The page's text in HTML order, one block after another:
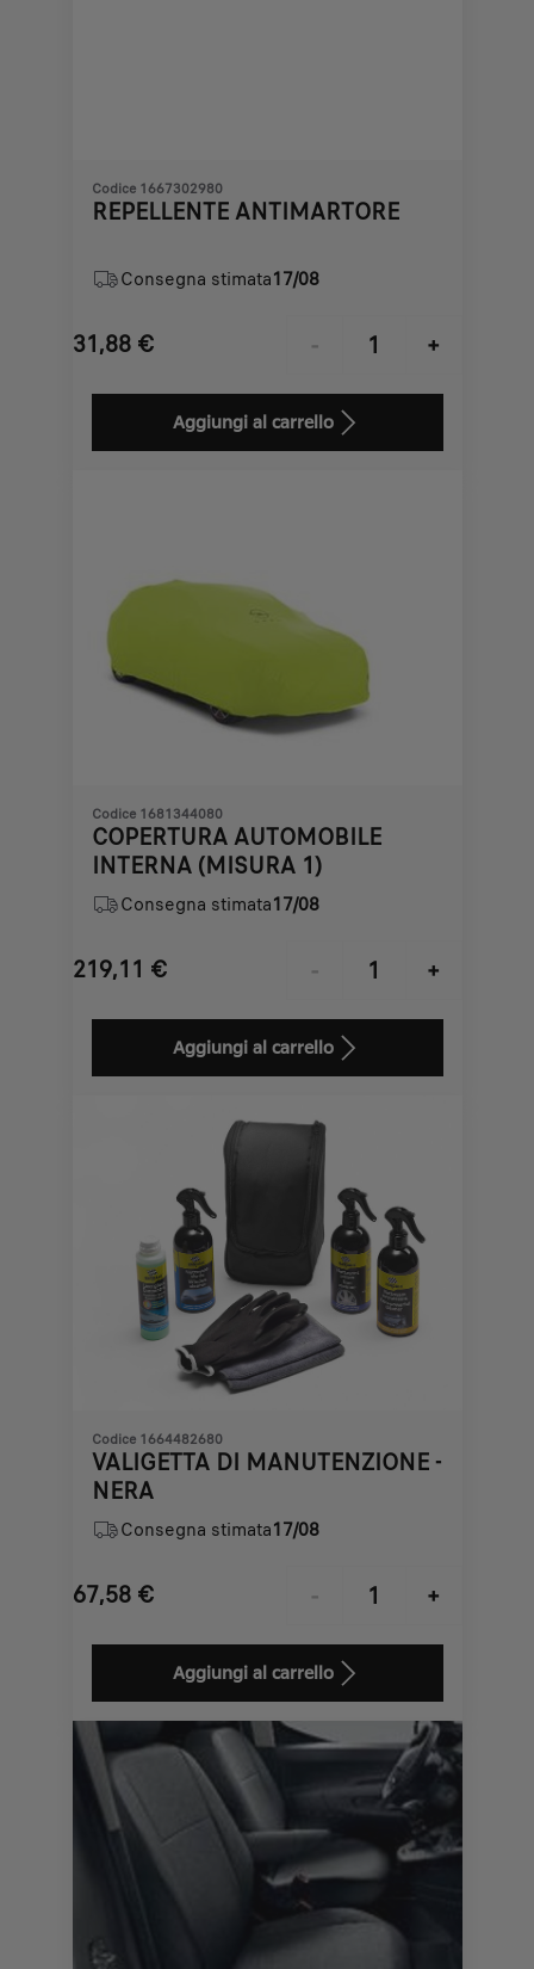
Codice 1667302980
REPELLENTE ANTIMARTORE
Consegna stimata17/08
31,88 €
Price
31,88
-
+
Quantity
to:
Aggiungi al carrello
Codice 1681344080
COPERTURA AUTOMOBILE
INTERNA (MISURA 1)
Consegna stimata17/08
219,11 €
Price
219,11
-
+
Quantity
to:
Aggiungi al carrello
Codice 1664482680
VALIGETTA DI MANUTENZIONE -
NERA
Consegna stimata17/08
67,58 €
Price
67,58
€
-
+
Quantity
to:
1
Aggiungi al carrello